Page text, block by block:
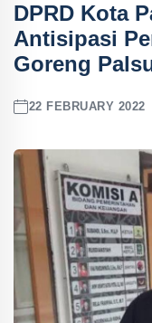
DPRD Kota
Antisipasi
Goreng
22 FEBRUARY 2022